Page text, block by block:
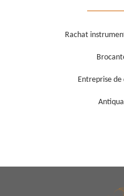
Rachat
Entreprise de